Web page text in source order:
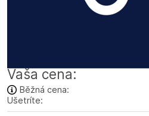
Vaša cena:
Běžná cena:
Ušetríte: